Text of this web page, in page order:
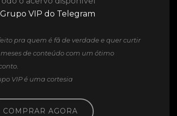
Grupo VIP do Telegram
pra quem é fã de verdade e quer curtir
meses de conteúdo com um ótimo
VIP é uma cortesia
COMPRAR AGORA